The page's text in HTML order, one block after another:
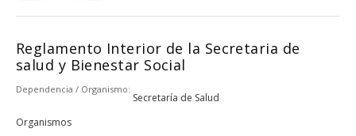
Reglamento Interior de la Secretaria de
salud y Bienestar Social
Dependencia / Organismo:
Secretaría de Salud
Organismos